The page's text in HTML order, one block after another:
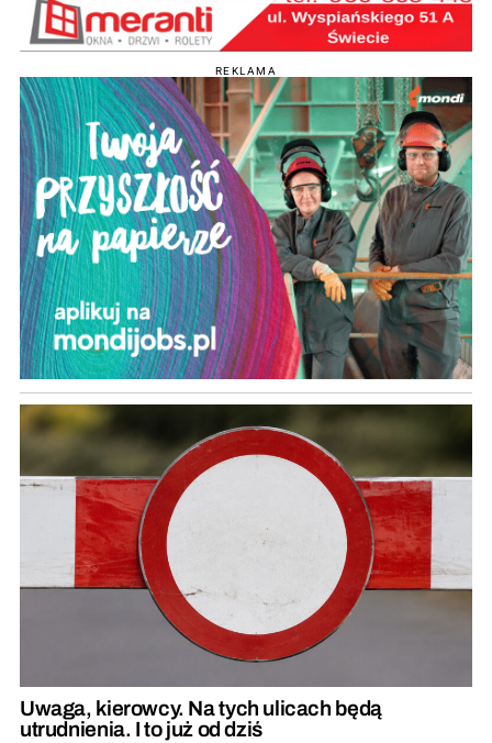
REKLAMA
Uwaga, kierowcy. Na tych ulicach będą
utrudnienia. I to już od dziś